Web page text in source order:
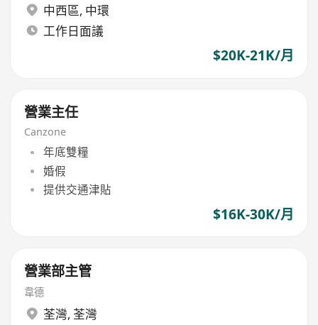
中西區, 中環
工作日面議
$20K-21K/月
營業主任
Canzone
年底雙糧
婚假
提供交通津貼
$16K-30K/月
營業部主管
韋德
荃灣, 荃灣